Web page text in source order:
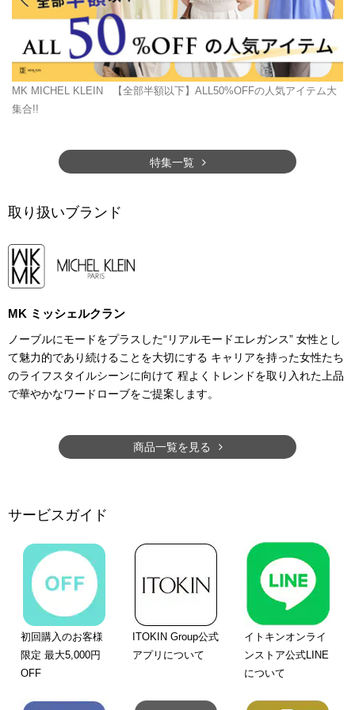
MK MICHEL KLEIN 【全部半額以下】ALL50%OFFの人気アイテム大
集合!!
特集一覧
取り扱いブランド
MK ミッシェルクラン
ノーブルにモードをプラスした“リアルモードエレガンス” 女性とし
て魅力的であり続けることを大切にする キャリアを持った女性たち
のライフスタイルシーンに向けて 程よくトレンドを取り入れた上品
で華やかなワードローブをご提案します。
商品一覧を見る
サービスガイド
初回購入のお客様
限定 最大5,000円
OFF
ITOKIN Group公式
アプリについて
イトキンオンライ
ンストア公式LINE
について